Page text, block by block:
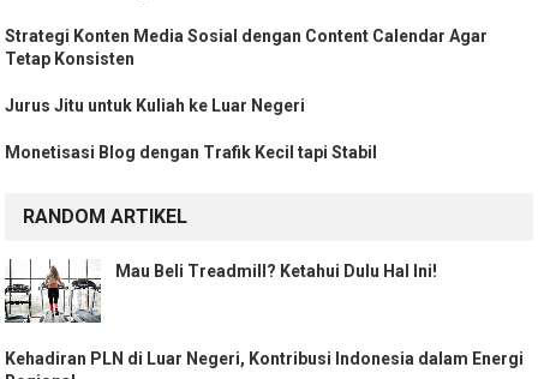
Strategi Konten Media Sosial dengan Content Calendar Agar
Tetap Konsisten
Jurus Jitu untuk Kuliah ke Luar Negeri
Monetisasi Blog dengan Trafik Kecil tapi Stabil
RANDOM ARTIKEL
Mau Beli Treadmill? Ketahui Dulu Hal Ini!
Kehadiran PLN di Luar Negeri, Kontribusi Indonesia dalam Energi